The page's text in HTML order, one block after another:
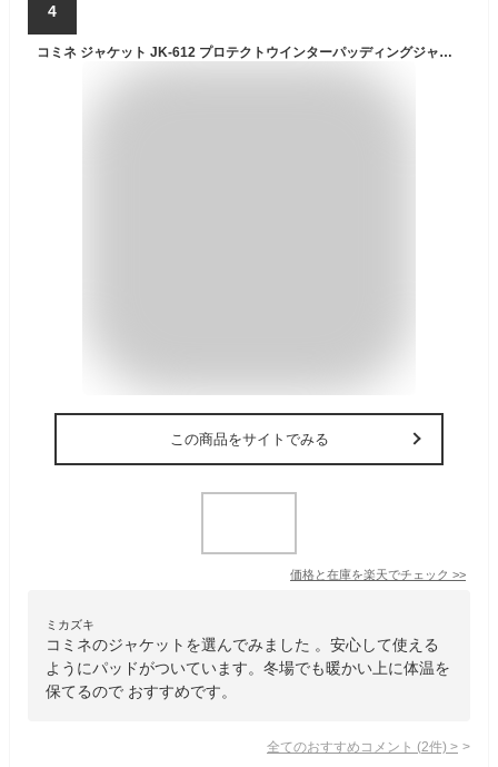
4
コミネ ジャケット JK-612 プロテクトウインターパッディングジャケット KOMINE 07-612 バイク 防寒 CE規格パッド付 秋冬 2024年新色追加
この商品をサイトでみる
価格と在庫を楽天でチェック >>
ミカズキ
コミネのジャケットを選んでみました 。安心して使える
ようにパッドがついています。冬場でも暖かい上に体温を
保てるので おすすめです。
全てのおすすめコメント (2件) >